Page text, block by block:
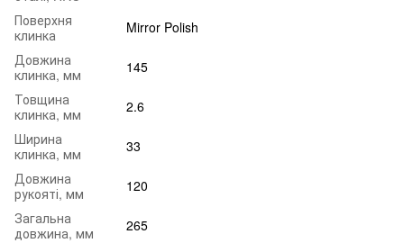
Поверхня
клинка
Mirror Polish
Довжина
клинка, мм
145
Товщина
клинка, мм
2.6
Ширина
клинка, мм
33
Довжина
рукояті, мм
120
Загальна
довжина, мм
265